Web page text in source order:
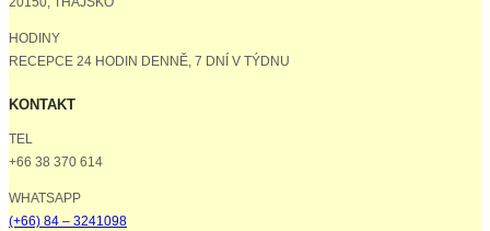
HODINY
RECEPCE 24 HODIN DENNĚ, 7 DNÍ V TÝDNU
KONTAKT
TEL
+66 38 370 614
WHATSAPP
(+66) 84 – 3241098